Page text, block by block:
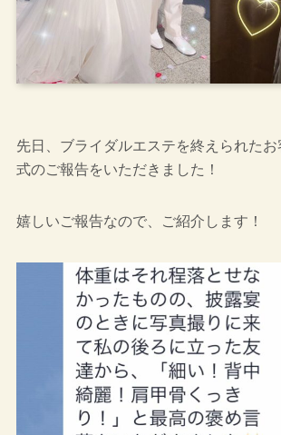
先日、ブライダルエステを終えられた
式のご報告をいただきました！
嬉しいご報告なので、ご紹介します！